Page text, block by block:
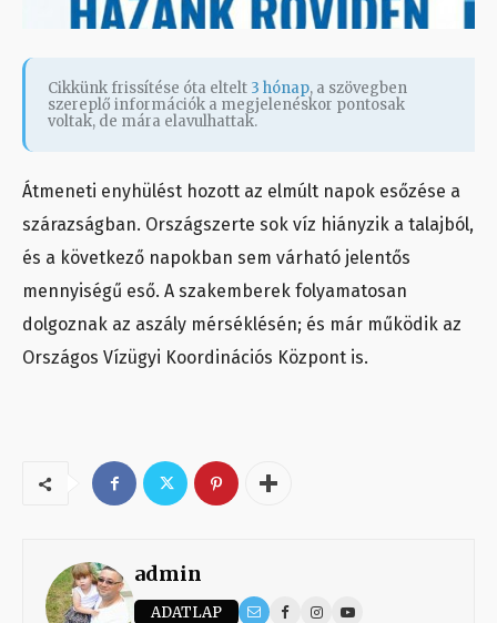
Cikkünk frissítése óta eltelt 3 hónap, a szövegben
szereplő információk a megjelenéskor pontosak
voltak, de mára elavulhattak.
Átmeneti enyhülést hozott az elmúlt napok esőzése a
szárazságban. Országszerte sok víz hiányzik a talajból,
és a következő napokban sem várható jelentős
mennyiségű eső. A szakemberek folyamatosan
dolgoznak az aszály mérséklésén; és már működik az
Országos Vízügyi Koordinációs Központ is.
admin
ADATLAP